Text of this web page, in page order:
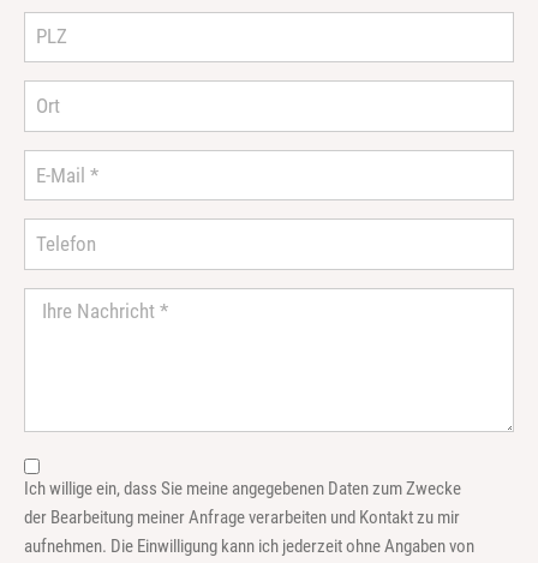
Ich willige ein, dass Sie meine angegebenen Daten zum Zwecke
der Bearbeitung meiner Anfrage verarbeiten und Kontakt zu mir
aufnehmen. Die Einwilligung kann ich jederzeit ohne Angaben von